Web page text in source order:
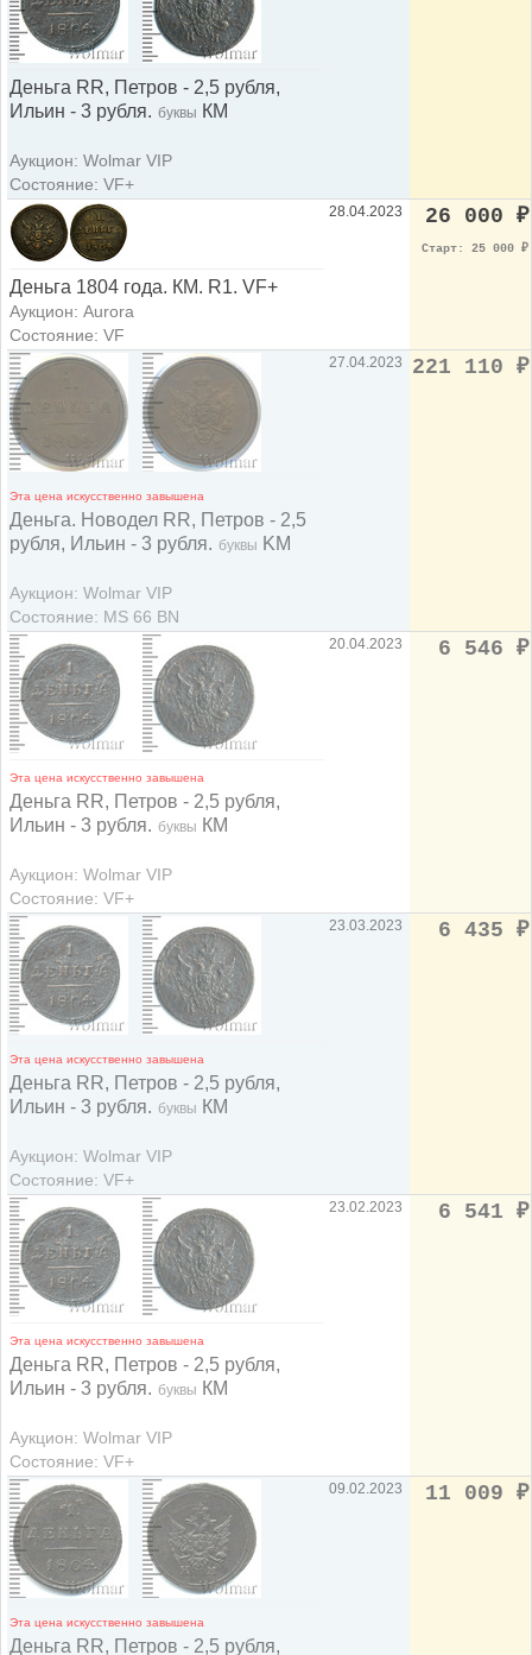
Деньга RR, Петров - 2,5 рубля,
Ильин - 3 рубля. буквы КМ
Аукцион: Wolmar VIP
Состояние: VF+
Деньга 1804 года. КМ. R1. VF+
Аукцион: Aurora
Состояние: VF
28.04.2023 26 000 ₽
Старт: 25 000 ₽
Эта цена искусственно завышена
Деньга. Новодел RR, Петров - 2,5
рубля, Ильин - 3 рубля. буквы KM
Аукцион: Wolmar VIP
Состояние: MS 66 BN
27.04.2023 221 110 ₽
Эта цена искусственно завышена
Деньга RR, Петров - 2,5 рубля,
Ильин - 3 рубля. буквы КМ
Аукцион: Wolmar VIP
Состояние: VF+
20.04.2023 6 546 ₽
Эта цена искусственно завышена
Деньга RR, Петров - 2,5 рубля,
Ильин - 3 рубля. буквы КМ
Аукцион: Wolmar VIP
Состояние: VF+
23.03.2023 6 435 ₽
Эта цена искусственно завышена
Деньга RR, Петров - 2,5 рубля,
Ильин - 3 рубля. буквы КМ
Аукцион: Wolmar VIP
Состояние: VF+
23.02.2023 6 541 ₽
Эта цена искусственно завышена
Деньга RR, Петров - 2,5 рубля,
09.02.2023 11 009 ₽